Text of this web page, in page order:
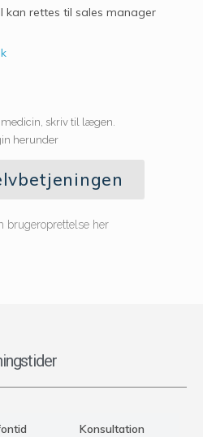
kan rettes til sales manager
skriv til lægen.
herunder
brugeroprettelse her
Konsultation